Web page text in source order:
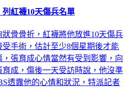
紅襪10天傷兵名單
骨骨折，紅襪將他放進10天傷兵
手術，估計至少8個星期後才能
張育成心情當然有受到影響，向
成，傷後一天受訪時說，他沒準
透露他的心情和狀況，特派記者